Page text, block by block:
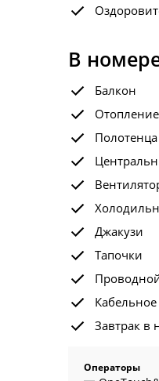
В
Балкон
Отопление
Полотенца
Джакузи
Тапочки
Завтрак в
Операторы